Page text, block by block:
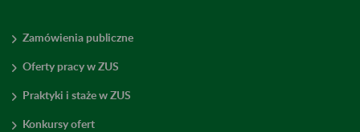
Zamówienia publiczne
Oferty pracy w ZUS
Praktyki i staże w ZUS
Konkursy ofert